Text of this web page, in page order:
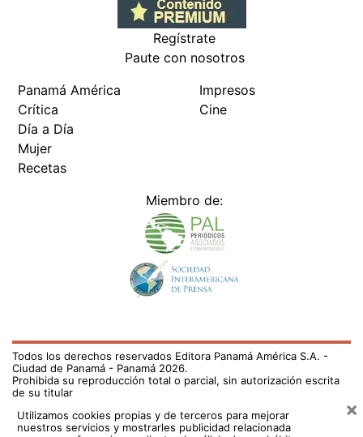
Regístrate
Paute con nosotros
Panamá América
Crítica
Día a Día
Mujer
Recetas
Impresos
Cine
Miembro de:
Todos los derechos reservados Editora Panamá América S.A. -
Ciudad de Panamá - Panamá 2026.
Prohibida su reproducción total o parcial, sin autorización escrita
de su titular
Utilizamos cookies propias y de terceros para mejorar
nuestros servicios y mostrarles publicidad relacionada
×